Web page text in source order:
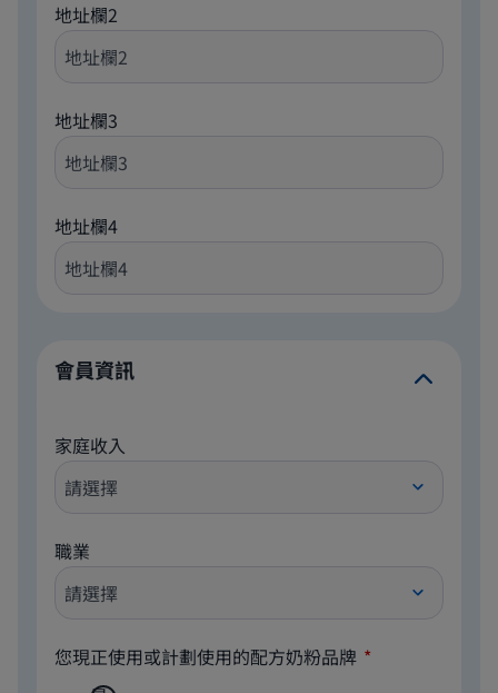
地址欄2
地址欄3
地址欄4
會員資訊
家庭收入
職業
您現正使用或計劃使用的配方奶粉品牌